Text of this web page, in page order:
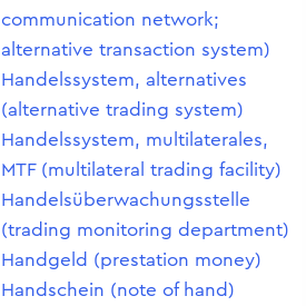
communication network;
alternative transaction system)
Handelssystem, alternatives
(alternative trading system)
Handelssystem, multilaterales,
MTF (multilateral trading facility)
Handelsüberwachungsstelle
(trading monitoring department)
Handgeld (prestation money)
Handschein (note of hand)